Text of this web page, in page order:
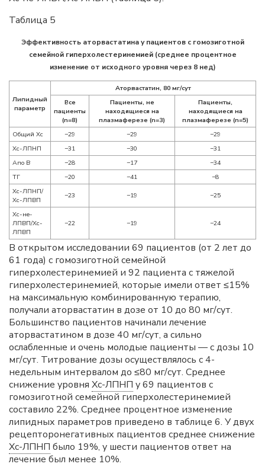
Таблица 5
Эффективность аторвастатина у пациентов с гомозиготной
семейной гиперхолестеринемией (среднее процентное
изменение от исходного уровня через 8 нед)
Липидный
параметр
Аторвастатин, 80 мг/сут
Все
пациенты
(n=8)
Пациенты, не
находящиеся на
плазмаферезе (n=3)
Пациенты,
находящиеся на
плазмаферезе (n=5)
Общий Хс
−29 −29
−29
Хс-ЛПНП
−31 −30
−31
Апо В
−28 −17
−34
ТГ
−20 −41
−8
Хс-ЛПНП/
Хс-ЛПВП
−23 −19 −25
Хс-не-
ЛПВП/Хс-
ЛПВП
−22 −19 −24
В открытом исследовании 69 пациентов (от 2 лет до
61 года) с гомозиготной семейной
гиперхолестеринемией и 92 пациента с тяжелой
гиперхолестеринемией, которые имели ответ ≤15%
на максимальную комбинированную терапию,
получали аторвастатин в дозе от 10 до 80 мг/сут.
Большинство пациентов начинали лечение
аторвастатином в дозе 40 мг/сут, а сильно
ослабленные и очень молодые пациенты — с дозы 10
мг/сут. Титрование дозы осуществлялось с 4-
недельным интервалом до ≤80 мг/сут. Среднее
снижение уровня Хс-ЛПНП у 69 пациентов с
гомозиготной семейной гиперхолестеринемией
составило 22%. Среднее процентное изменение
липидных параметров приведено в таблице 6. У двух
рецепторонегативных пациентов среднее снижение
Хс-ЛПНП было 19%, у шести пациентов ответ на
лечение был менее 10%.